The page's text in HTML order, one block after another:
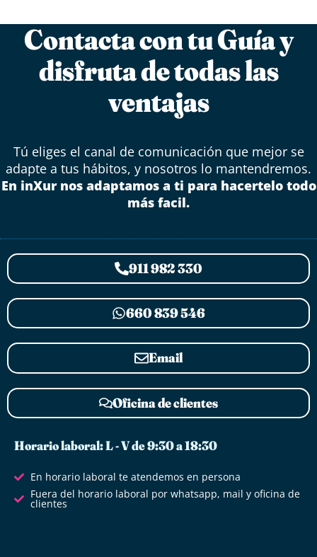
Contacta con tu Guía y
disfruta de todas las
ventajas
Tú eliges el canal de comunicación que mejor se
adapte a tus hábitos, y nosotros lo mantendremos.
En inXur nos adaptamos a ti para hacertelo todo
más facil.
911 982 330
660 839 546
Email
Oficina de clientes
Horario laboral: L - V de 9:30 a 18:30
En horario laboral te atendemos en persona
Fuera del horario laboral por whatsapp, mail y oficina de
clientes